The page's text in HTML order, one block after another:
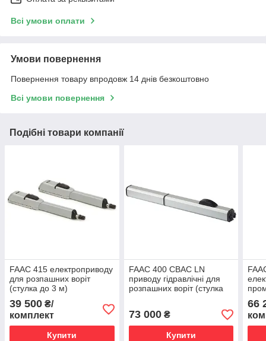
Всі умови оплати
Умови повернення
Повернення товару впродовж 14 днів безкоштовно
Всі умови повернення
Подібні товари компанії
FAAC 415 електроприводу
для розпашних воріт
(стулка до 3 м)
39 500 ₴/
комплект
Купити
FAAC 400 CBAC LN
приводу гідравлічні для
розпашних воріт (стулка
73 000₴
Купити
до
66